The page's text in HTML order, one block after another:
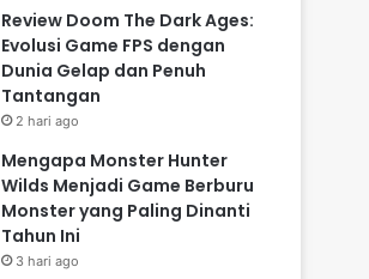
Review Doom The Dark Ages:
Evolusi Game FPS dengan
Dunia Gelap dan Penuh
Tantangan
2 hari ago
Mengapa Monster Hunter
Wilds Menjadi Game Berburu
Monster yang Paling Dinanti
Tahun Ini
3 hari ago